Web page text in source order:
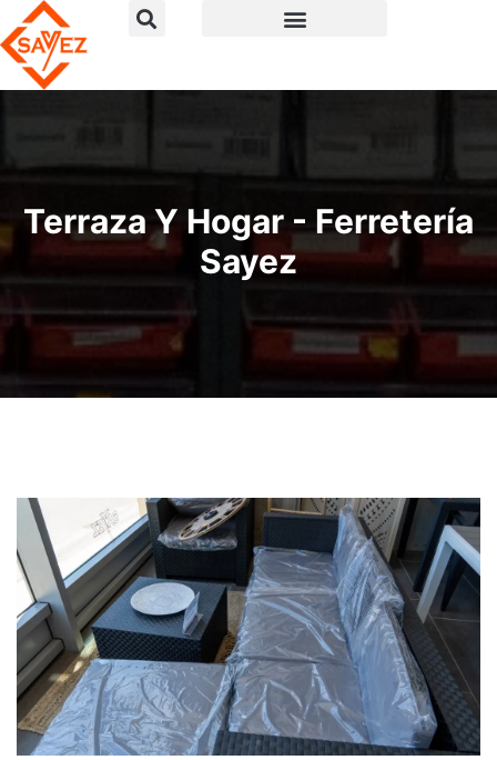
Terraza Y Hogar - Ferretería
Sayez